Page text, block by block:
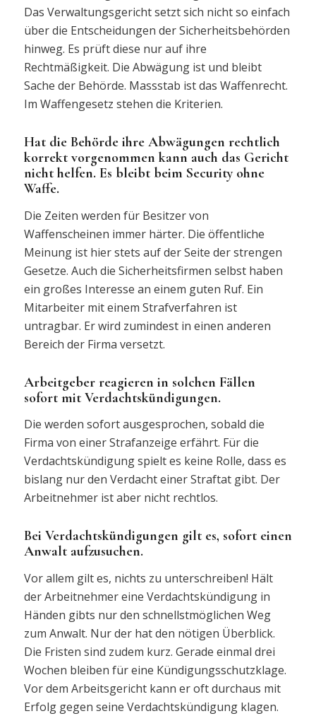
Das Verwaltungsgericht setzt sich nicht so einfach
über die Entscheidungen der Sicherheitsbehörden
hinweg. Es prüft diese nur auf ihre
Rechtmäßigkeit. Die Abwägung ist und bleibt
Sache der Behörde. Massstab ist das Waffenrecht.
Im Waffengesetz stehen die Kriterien.
Hat die Behörde ihre Abwägungen rechtlich
korrekt vorgenommen kann auch das Gericht
nicht helfen. Es bleibt beim Security ohne
Waffe.
Die Zeiten werden für Besitzer von
Waffenscheinen immer härter. Die öffentliche
Meinung ist hier stets auf der Seite der strengen
Gesetze. Auch die Sicherheitsfirmen selbst haben
ein großes Interesse an einem guten Ruf. Ein
Mitarbeiter mit einem Strafverfahren ist
untragbar. Er wird zumindest in einen anderen
Bereich der Firma versetzt.
Arbeitgeber reagieren in solchen Fällen
sofort mit Verdachtskündigungen.
Die werden sofort ausgesprochen, sobald die
Firma von einer Strafanzeige erfährt. Für die
Verdachtskündigung spielt es keine Rolle, dass es
bislang nur den Verdacht einer Straftat gibt. Der
Arbeitnehmer ist aber nicht rechtlos.
Bei Verdachtskündigungen gilt es, sofort einen
Anwalt aufzusuchen.
Vor allem gilt es, nichts zu unterschreiben! Hält
der Arbeitnehmer eine Verdachtskündigung in
Händen gibts nur den schnellstmöglichen Weg
zum Anwalt. Nur der hat den nötigen Überblick.
Die Fristen sind zudem kurz. Gerade einmal drei
Wochen bleiben für eine Kündigungsschutzklage.
Vor dem Arbeitsgericht kann er oft durchaus mit
Erfolg gegen seine Verdachtskündigung klagen.